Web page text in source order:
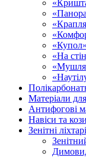
«Купол»
«На
Матеріали
Антифогові
Навіси та
Зенітні